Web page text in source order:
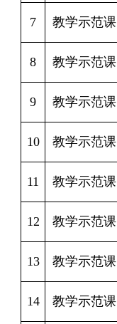
7 教学示范课
8 教学示范课
9 教学示范课
10 教学示范课
11 教学示范课
12 教学示范课
13 教学示范课
14 教学示范课